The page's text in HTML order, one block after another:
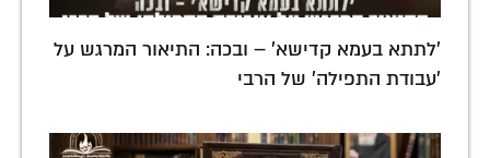
'לתתא בעמא קדישא' – ובכה: התיאור המרגש על
'עבודת התפילה' של הרבי